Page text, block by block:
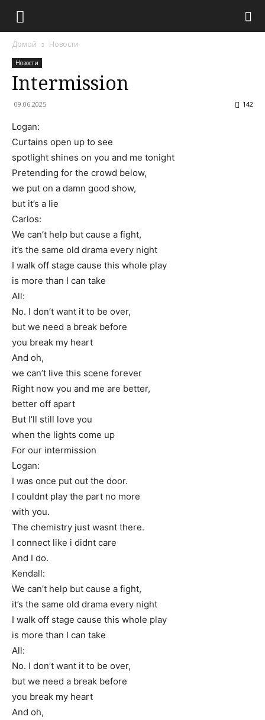
Домой Новости
Новости
Intermission
09.06.2025 142
Logan:
Curtains open up to see
spotlight shines on you and me tonight
Pretending for the crowd below,
we put on a damn good show,
but it’s a lie
Carlos:
We can’t help but cause a fight,
it’s the same old drama every night
I walk off stage cause this whole play
is more than I can take
All:
No. I don’t want it to be over,
but we need a break before
you break my heart
And oh,
we can’t live this scene forever
Right now you and me are better,
better off apart
But I’ll still love you
when the lights come up
For our intermission
Logan:
I was once put out the door.
I couldnt play the part no more
with you.
The chemistry just wasnt there.
I connect like i didnt care
And I do.
Kendall:
We can’t help but cause a fight,
it’s the same old drama every night
I walk off stage cause this whole play
is more than I can take
All:
No. I don’t want it to be over,
but we need a break before
you break my heart
And oh,